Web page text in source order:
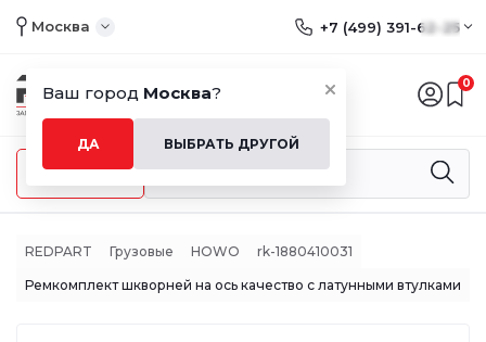
Ваш город Москва?
ДА ВЫБРАТЬ ДРУГОЙ
Москва +7 (499) 391-62-25
0
Меню
REDPART Грузовые HOWO rk-1880410031
Ремкомплект шкворней на ось качество с латунными втулками